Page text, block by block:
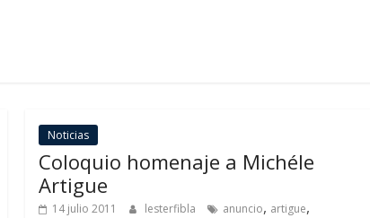
Noticias
Coloquio homenaje a Michéle
Artigue
14 julio 2011 lesterfibla anuncio, artigue,